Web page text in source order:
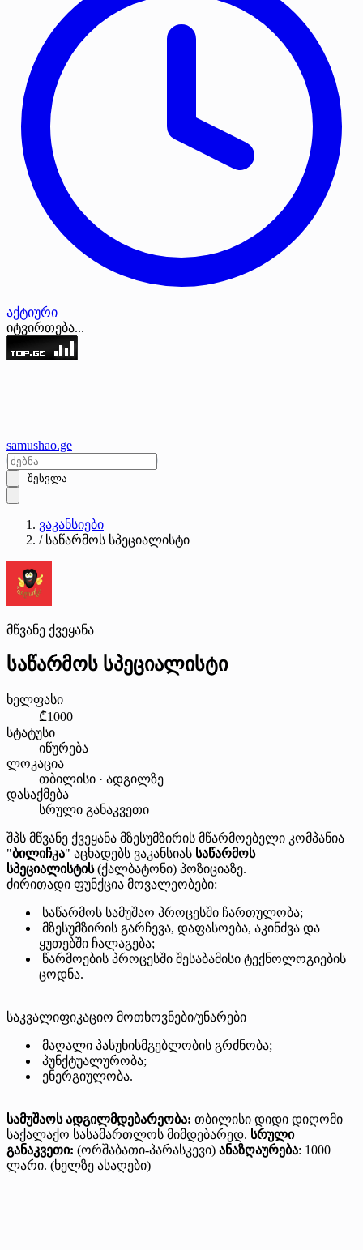
აქტიური
იტვირთება...
samushao.ge
შესვლა
ვაკანსიები
/ საწარმოს სპეციალისტი
მწვანე ქვეყანა
საწარმოს სპეციალისტი
ხელფასი
₾1000
სტატუსი
იწურება
ლოკაცია
თბილისი · ადგილზე
დასაქმება
სრული განაკვეთი
შპს მწვანე ქვეყანა მზესუმზირის მწარმოებელი კომპანია
"ბილიჩკა" აცხადებს ვაკანსიას საწარმოს
სპეციალისტის(ქალბატონი) პოზიციაზე.
ძირითადი ფუნქცია მოვალეობები:
საწარმოს სამუშაო პროცესში ჩართულობა;
მზესუმზირის გარჩევა, დაფასოება, აკინძვა და
ყუთებში ჩალაგება;
წარმოების პროცესში შესაბამისი ტექნოლოგიების
ცოდნა.
საკვალიფიკაციო მოთხოვნები/უნარები
მაღალი პასუხისმგებლობის გრძნობა;
პუნქტუალურობა;
ენერგიულობა.
სამუშაოს ადგილმდებარეობა: თბილისი დიდი დიღომი
საქალაქო სასამართლოს მიმდებარედ. სრული
განაკვეთი: (ორშაბათი-პარასკევი) ანაზღაურება: 1000
ლარი. (ხელზე ასაღები)